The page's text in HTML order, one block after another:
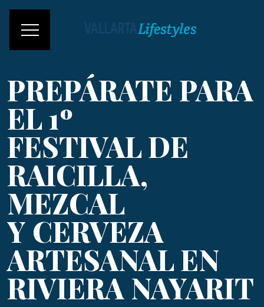
PREPÁRATE PARA
EL 1º
FESTIVAL DE
RAICILLA,
MEZCAL
Y CERVEZA
ARTESANAL EN
RIVIERA NAYARIT